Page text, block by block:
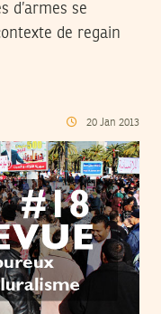
d’armes se
de regain
20 Jan 2013